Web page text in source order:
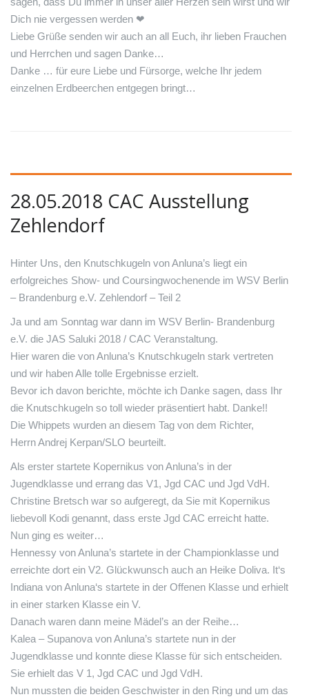
Dich nie vergessen werden ❤
Liebe Grüße senden wir auch an all Euch, ihr lieben Frauchen
und Herrchen und sagen Danke…
Danke … für eure Liebe und Fürsorge, welche Ihr jedem
einzelnen Erdbeerchen entgegen bringt…
28.05.2018 CAC Ausstellung
Zehlendorf
Hinter Uns, den Knutschkugeln von Anluna’s liegt ein
erfolgreiches Show- und Coursingwochenende im WSV Berlin
– Brandenburg e.V. Zehlendorf – Teil 2
Ja und am Sonntag war dann im WSV Berlin- Brandenburg
e.V. die JAS Saluki 2018 / CAC Veranstaltung.
Hier waren die von Anluna’s Knutschkugeln stark vertreten
und wir haben Alle tolle Ergebnisse erzielt.
Bevor ich davon berichte, möchte ich Danke sagen, dass Ihr
die Knutschkugeln so toll wieder präsentiert habt. Danke!!
Die Whippets wurden an diesem Tag von dem Richter,
Herrn Andrej Kerpan/SLO beurteilt.
Als erster startete Kopernikus von Anluna’s in der
Jugendklasse und errang das V1, Jgd CAC und Jgd VdH.
Christine Bretsch war so aufgeregt, da Sie mit Kopernikus
liebevoll Kodi genannt, dass erste Jgd CAC erreicht hatte.
Nun ging es weiter…
Hennessy von Anluna’s startete in der Championklasse und
erreichte dort ein V2. Glückwunsch auch an Heike Doliva. It‘s
Indiana von Anluna‘s startete in der Offenen Klasse und erhielt
in einer starken Klasse ein V.
Danach waren dann meine Mädel’s an der Reihe…
Kalea – Supanova von Anluna’s startete nun in der
Jugendklasse und konnte diese Klasse für sich entscheiden.
Sie erhielt das V 1, Jgd CAC und Jgd VdH.
Nun mussten die beiden Geschwister in den Ring und um das